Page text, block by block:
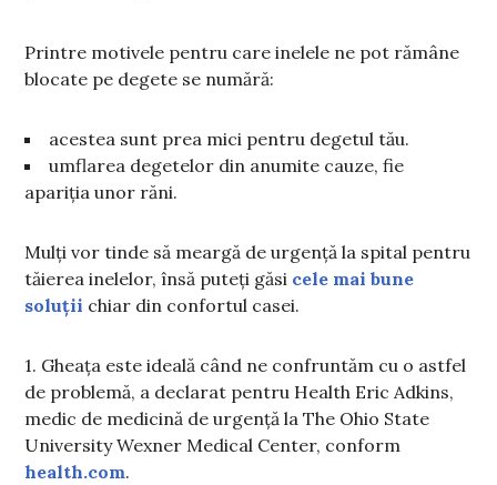
Printre motivele pentru care inelele ne pot rămâne
blocate pe degete se numără:
acestea sunt prea mici pentru degetul tău.
umflarea degetelor din anumite cauze, fie
apariția unor răni.
Mulți vor tinde să meargă de urgență la spital pentru
tăierea inelelor, însă puteți găsi cele mai bune
soluții chiar din confortul casei.
1. Gheața este ideală când ne confruntăm cu o astfel
de problemă, a declarat pentru Health Eric Adkins,
medic de medicină de urgență la The Ohio State
University Wexner Medical Center, conform
health.com.